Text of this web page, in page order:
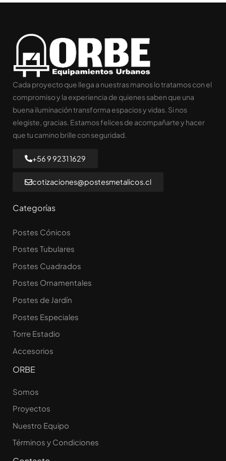
Cada proyecto que llega a nuestras manos lo tratamos con el
compromiso y la experiencia de quienes saben que una
buena iluminación transforma espacios y vidas. Si nos
elegiste, gracias. Estamos felices de acompañarte y hacer
que tu camino brille con seguridad.
+56 9 9231 1629
cotizaciones@postesmetalicos.cl
Categorías
Postes Cónicos
Postes Tubulares
Postes Cuadrados
Postes Ornamentales
Postes de Jardín
Postes Especiales
Torre Estadio
Accesorios
ORBE
Somos
Proyectos
Nuestro Equipo
Términos y Condiciones